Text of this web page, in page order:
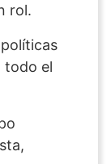
rol.
políticas
todo el